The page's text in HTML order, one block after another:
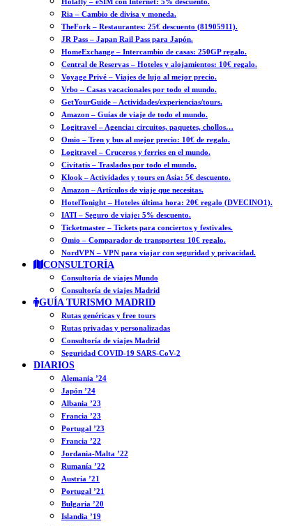
Ria – Cambio de divisa y moneda.
TheFork – Restaurantes: 25€ descuento (81905911).
JR Pass – Japan Rail Pass para Japón.
HomeExchange – Intercambio de casas: 250GP regalo.
Central de Reservas – Hoteles y alojamientos: 10€ regalo.
Voyage Privé – Viajes de lujo al mejor precio.
Vrbo – Casas vacacionales por todo el mundo.
GetYourGuide – Actividades/experiencias/tours.
Amazon – Guías de viaje de todo el mundo.
Logitravel – Agencia: circuitos, paquetes, chollos…
Omio – Tren y bus al mejor precio: 10€ de regalo.
Logitravel – Cruceros y ferries en el mundo.
Civitatis – Traslados por todo el mundo.
Klook – Actividades y tours en Asia: 5€ descuento.
Amazon – Artículos de viaje que necesitas.
HotelTonight – Hoteles última hora: 20€ regalo (DVECINO1).
IATI – Seguro de viaje: 5% descuento.
Ticketmaster – Tickets para conciertos y festivales.
Omio – Comparador de transportes: 10€ regalo.
NordVPN – VPN para viajar con seguridad y privacidad.
CONSULTORÍA
Consultoría de viajes Mundo
Consultoría de viajes Madrid
GUÍA TURISMO MADRID
Rutas genéricas y free tours
Rutas privadas y personalizadas
Consultoría de viajes Madrid
Seguridad COVID-19 SARS-CoV-2
DIARIOS
Alemania ’24
Japón ’24
Albania ’23
Francia ’23
Portugal ’23
Francia ’22
Jordania-Malta ’22
Rumanía ’22
Austria ’21
Portugal ’21
Bulgaria ’20
Islandia ’19